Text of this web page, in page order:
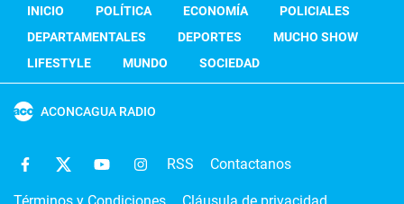
INICIO POLÍTICA ECONOMÍA
POLICIALES
DEPARTAMENTALES
DEPORTES
MUCHO SHOW
LIFESTYLE
MUNDO SOCIEDAD
ACONCAGUA RADIO
RSS Contactanos